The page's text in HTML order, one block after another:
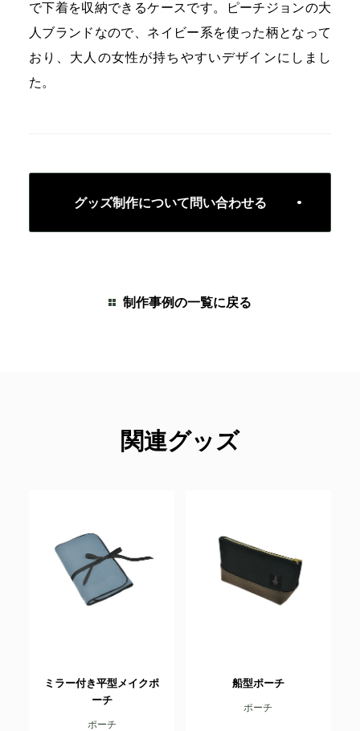
で下着を収納できるケースです。ピーチジョンの大
人ブランドなので、ネイビー系を使った柄となって
おり、大人の女性が持ちやすいデザインにしまし
た。
グッズ制作について問い合わせる
制作事例の一覧に戻る
関連グッズ
ミラー付き平型メイクポ
ーチ
ポーチ
船型ポーチ
ポーチ